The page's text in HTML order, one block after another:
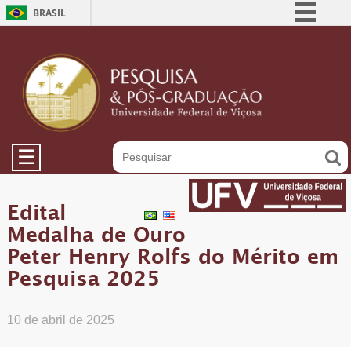
BRASIL
Participe
Acesso à informação
Legislação
☰
Edital
Medalha de Ouro
Peter Henry Rolfs do Mérito em
Pesquisa 2025
10 de abril de 2025